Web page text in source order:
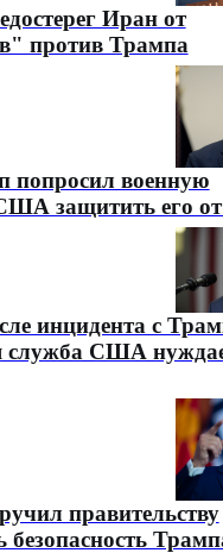
Иран от
против Трампа
попросил военную
защитить его
инцидента с
служба США
правительству
безопасность